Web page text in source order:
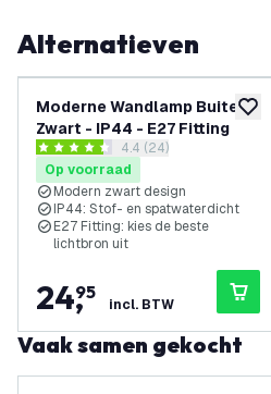
Alternatieven
Moderne Wandlamp Buiten -
Zwart - IP44 - E27 Fitting
reviews drawer
4.4 score sterren4.4 (24)
Op voorraad
Modern zwart design
IP44: Stof- en spatwaterdicht
E27 Fitting: kies de beste
lichtbron uit
24,
95
incl. BTW
Vaak samen gekocht